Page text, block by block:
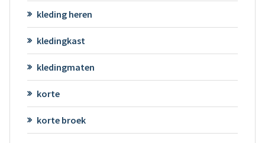
kleding heren
kledingkast
kledingmaten
korte
korte broek